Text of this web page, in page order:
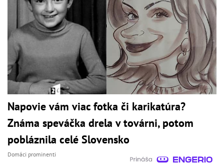
Napovie vám viac fotka či karikatúra?
Známa speváčka drela v továrni, potom
pobláznila celé Slovensko
Domáci prominenti